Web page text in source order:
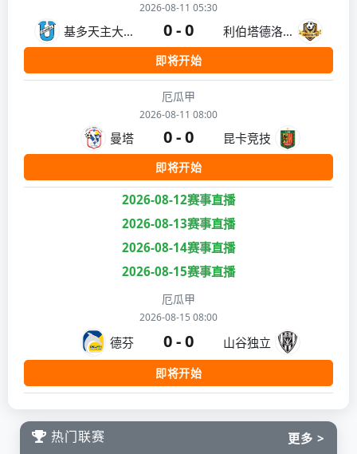
2026-08-11 05:30
基多天主大学 0 - 0 利伯塔德洛哈
即将开始
厄瓜甲
2026-08-11 08:00
曼塔 0 - 0 昆卡竞技
即将开始
2026-08-12赛事直播
2026-08-13赛事直播
2026-08-14赛事直播
2026-08-15赛事直播
厄瓜甲
2026-08-15 08:00
德芬 0 - 0 山谷独立
即将开始
热门联赛 更多 >